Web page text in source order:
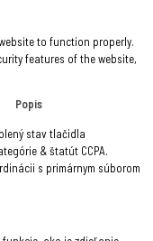
to function properly.
features of the website,
Popis
stav tlačidla
& štatút CCPA.
s primárnym súborom